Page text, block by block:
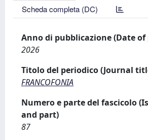
Scheda completa (DC)
Anno di pubblicazione (Date
2026
Titolo del periodico (Journal
FRANCOFONIA
Numero e parte del fascicolo
and part)
87